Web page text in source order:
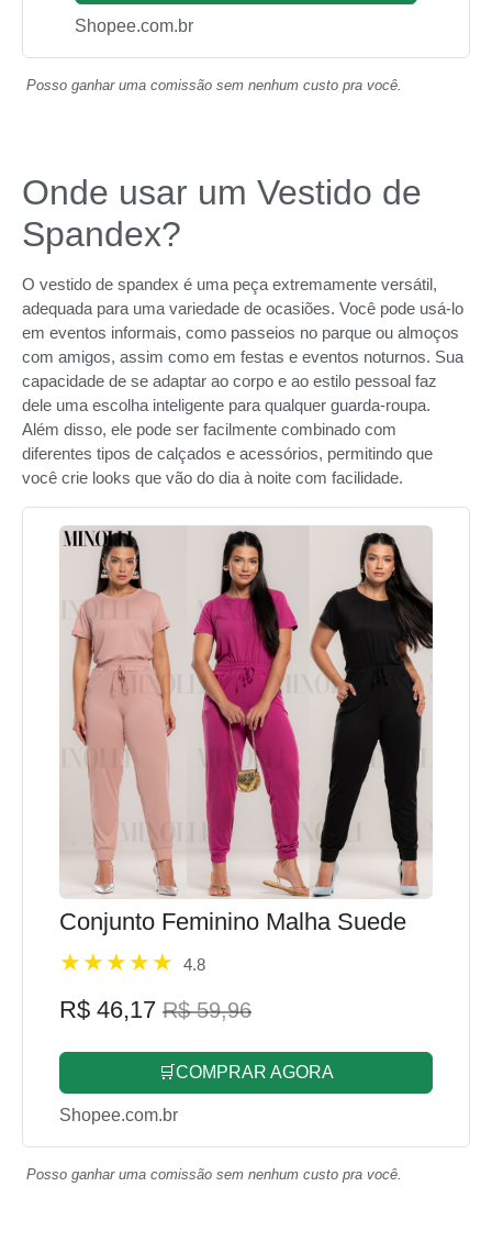
Shopee.com.br
Posso ganhar uma comissão sem nenhum custo pra você.
Onde usar um Vestido de
Spandex?
O vestido de spandex é uma peça extremamente versátil,
adequada para uma variedade de ocasiões. Você pode usá-lo
em eventos informais, como passeios no parque ou almoços
com amigos, assim como em festas e eventos noturnos. Sua
capacidade de se adaptar ao corpo e ao estilo pessoal faz
dele uma escolha inteligente para qualquer guarda-roupa.
Além disso, ele pode ser facilmente combinado com
diferentes tipos de calçados e acessórios, permitindo que
você crie looks que vão do dia à noite com facilidade.
Conjunto Feminino Malha Suede
4.8
R$ 46,17 R$ 59,96
🛒COMPRAR AGORA
Shopee.com.br
Posso ganhar uma comissão sem nenhum custo pra você.